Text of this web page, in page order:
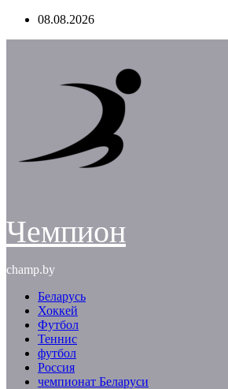
Перейти08.08.2026
Чемпион
champ.by
Беларусь
Хоккей
Футбол
Теннис
футбол
Россия
чемпионат Беларуси